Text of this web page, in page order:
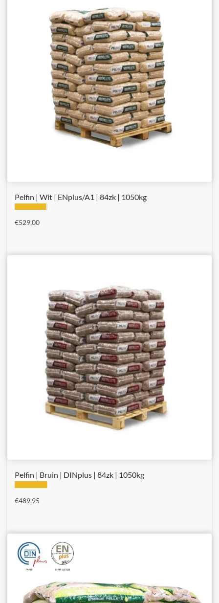
Pelfin | Wit | ENplus/A1 | 84zk | 1050kg
€529,00
Pelfin | Bruin | DINplus | 84zk | 1050kg
€489,95